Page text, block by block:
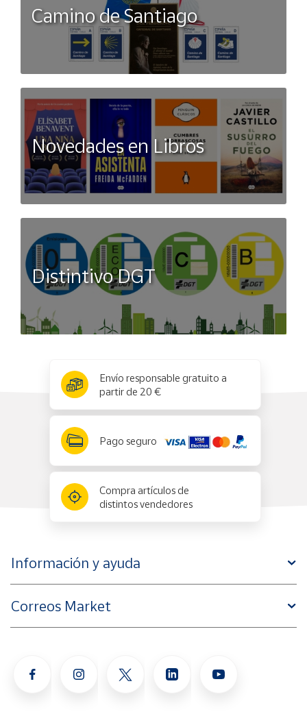
Camino de Santiago
Novedades en Libros
Distintivo DGT
Envío responsable gratuito a
partir de 20 €
Pago seguro
Compra artículos de
distintos vendedores
Información y ayuda
Correos Market